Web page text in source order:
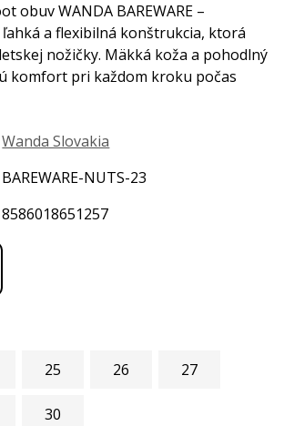
obuv WANDA BAREWARE –
a flexibilná konštrukcia, ktor
nožičky. Mäkká koža a pohodlný
komfort pri každom kroku počas
Wanda Slovakia
BAREWARE-NUTS-23
8586018651257
25 26 27
30